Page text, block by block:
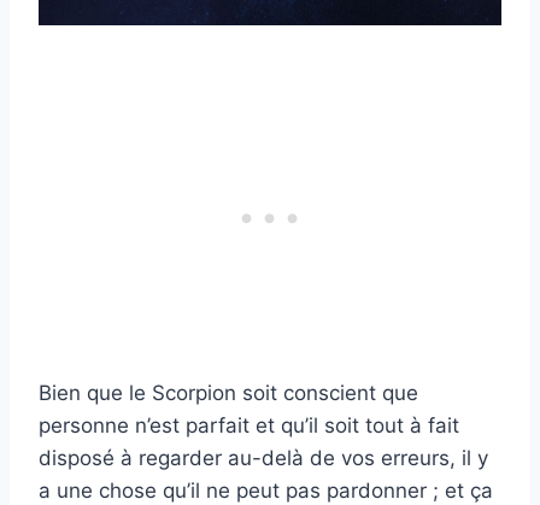
Bien que le Scorpion soit conscient que
personne n’est parfait et qu’il soit tout à fait
disposé à regarder au-delà de vos erreurs, il y
a une chose qu’il ne peut pas pardonner ; et ça